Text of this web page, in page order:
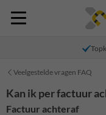
Veelgestelde vragen FAQ
Kan ik per factuur
Factuur achteraf